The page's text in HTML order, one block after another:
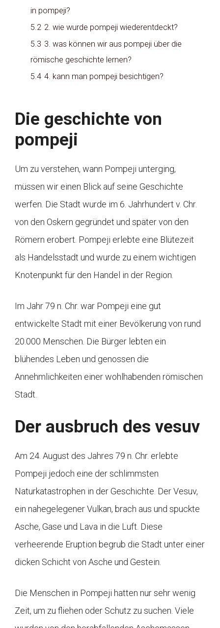
in pompeji?
5.2 2. wie wurde pompeji wiederentdeckt?
5.3 3. was können wir aus pompeji über die
römische geschichte lernen?
5.4 4. kann man pompeji besichtigen?
Die geschichte von
pompeji
Um zu verstehen, wann Pompeji unterging,
müssen wir einen Blick auf seine Geschichte
werfen. Die Stadt wurde im 6. Jahrhundert v. Chr.
von den Oskern gegründet und später von den
Römern erobert. Pompeji erlebte eine Blütezeit
als Handelsstadt und wurde zu einem wichtigen
Knotenpunkt für den Handel in der Region.
Im Jahr 79 n. Chr. war Pompeji eine gut
entwickelte Stadt mit einer Bevölkerung von rund
20.000 Menschen. Die Bürger lebten ein
blühendes Leben und genossen die
Annehmlichkeiten einer wohlhabenden römischen
Stadt.
Der ausbruch des vesuv
Am 24. August des Jahres 79 n. Chr. erlebte
Pompeji jedoch eine der schlimmsten
Naturkatastrophen in der Geschichte. Der Vesuv,
ein nahegelegener Vulkan, brach aus und spuckte
Asche, Gase und Lava in die Luft. Diese
verheerende Eruption begrub die Stadt unter einer
dicken Schicht von Asche und Gestein.
Die Menschen in Pompeji hatten nur sehr wenig
Zeit, um zu fliehen oder Schutz zu suchen. Viele